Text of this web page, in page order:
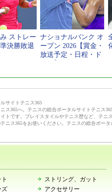
ストレー
決勝敗退
ナショナルバンク オ
ープン 2026【賞金・
放送予定・日程・ド
サイトテニス365
ス365へ。テニスの総合ポータルサイトテニス
トです。プレイスタイルやテニス歴など、テ
ニス365をお使いください。テニスの総合ポー
ズ
ストリング、ガット
アクセサリー